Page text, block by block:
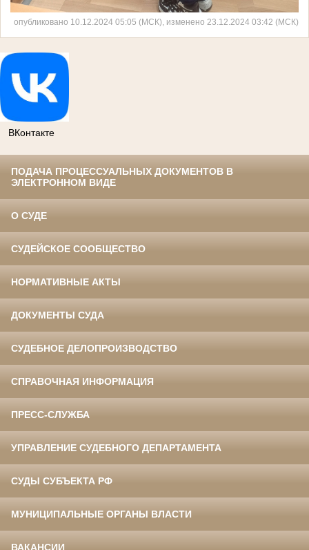
опубликовано 10.12.2024 05:05 (МСК), изменено 23.12.2024 03:42 (МСК)
ВКонтакте
ПОДАЧА ПРОЦЕССУАЛЬНЫХ ДОКУМЕНТОВ В
ЭЛЕКТРОННОМ ВИДЕ
О СУДЕ
СУДЕЙСКОЕ СООБЩЕСТВО
НОРМАТИВНЫЕ АКТЫ
ДОКУМЕНТЫ СУДА
СУДЕБНОЕ ДЕЛОПРОИЗВОДСТВО
СПРАВОЧНАЯ ИНФОРМАЦИЯ
ПРЕСС-СЛУЖБА
УПРАВЛЕНИЕ СУДЕБНОГО ДЕПАРТАМЕНТА
СУДЫ СУБЪЕКТА РФ
МУНИЦИПАЛЬНЫЕ ОРГАНЫ ВЛАСТИ
ВАКАНСИИ